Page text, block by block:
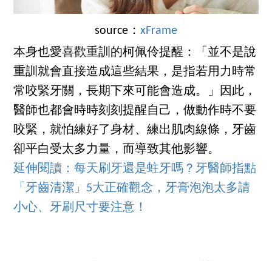
source： xFrame
本身也愛喜歡重訓的柯佩伶提醒：「並不是說
重訓就會直接造成這些結果，是指若用力時常
常咬緊牙關，長期下來可能會造成。」因此，
醫師也都會時時刻刻提醒自己，做動作時不要
咬緊，就怕練好了身材、練出肌肉線條，牙齒
卻平白受太多力量，而導致其他影響。
延伸閱讀：每天刷牙還是蛀牙嗎？牙醫師指點
「牙齒清潔」5大正確觀念，牙膏泡泡太多請
小心、牙刷尺寸要注意！